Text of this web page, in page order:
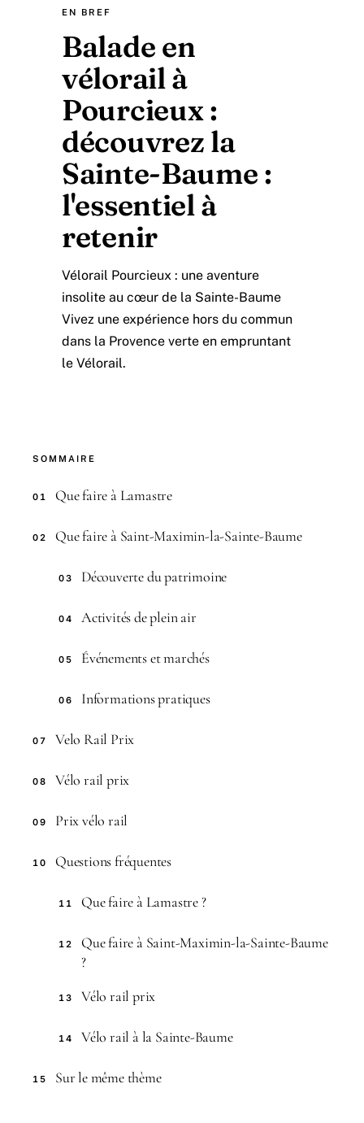
EN BREF
Balade en
vélorail à
Pourcieux :
découvrez la
Sainte-Baume :
l'essentiel à
retenir
Vélorail Pourcieux : une aventure
insolite au cœur de la Sainte-Baume
Vivez une expérience hors du commun
dans la Provence verte en empruntant
le Vélorail.
SOMMAIRE
01 Que faire à Lamastre
02 Que faire à Saint-Maximin-la-Sainte-Baume
03 Découverte du patrimoine
04 Activités de plein air
05 Événements et marchés
06 Informations pratiques
07 Velo Rail Prix
08 Vélo rail prix
09 Prix vélo rail
10 Questions fréquentes
11 Que faire à Lamastre ?
12
Que faire à Saint-Maximin-la-Sainte-Baume
?
13 Vélo rail prix
14 Vélo rail à la Sainte-Baume
15 Sur le même thème